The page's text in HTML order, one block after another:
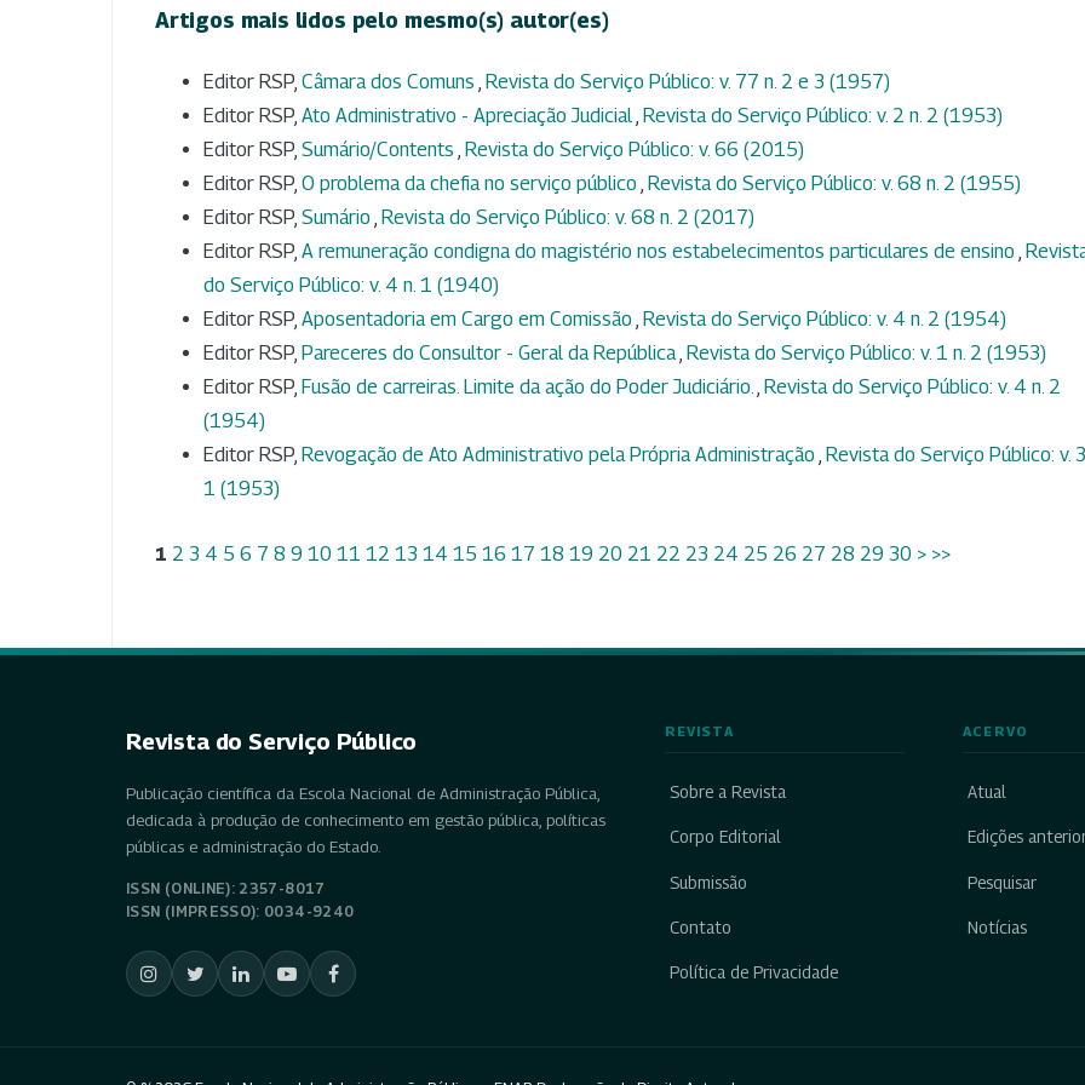
Artigos mais lidos pelo mesmo(s) autor(es)
Editor RSP, Câmara dos Comuns , Revista do Serviço Público: v. 77 n. 2 e 3 (1957)
Editor RSP, Ato Administrativo - Apreciação Judicial, Revista do Serviço Público: v. 2 n. 2 (1953)
Editor RSP, Sumário/Contents , Revista do Serviço Público: v. 66 (2015)
Editor RSP, O problema da chefia no serviço público , Revista do Serviço Público: v. 68 n. 2 (1955)
Editor RSP, Sumário , Revista do Serviço Público: v. 68 n. 2 (2017)
Editor RSP, A remuneração condigna do magistério nos estabelecimentos particulares de ensino ,
do Serviço Público: v. 4 n. 1 (1940)
Editor RSP, Aposentadoria em Cargo em Comissão , Revista do Serviço Público: v. 4 n. 2 (1954)
Editor RSP, Pareceres do Consultor - Geral da República, Revista do Serviço Público: v. 1 n. 2 (1953)
Editor RSP, Fusão de carreiras. Limite da ação do Poder Judiciário., Revista do Serviço Público: v. 4 n. 2
(1954)
Editor RSP, Revogação de Ato Administrativo pela Própria Administração , Revista do Serviço Público: v.
1 (1953)
1 2 3 4 5 6 7 8 9 10 11 12 13 14 15 16 17 18 19 20 21 22 23 24 25 26 27 28 29 30 > >>
Revista do Serviço Público
Publicação científica da Escola Nacional de Administração Pública,
dedicada à produção de conhecimento em gestão pública, políticas
públicas e administração do Estado.
ISSN (ONLINE): 2357-8017
ISSN (IMPRESSO): 0034-9240
REVISTA
Sobre a Revista
Corpo Editorial
Submissão
Contato
Política de Privacidade
ACERVO
Atual
Edições
Pesquisar
Notícias